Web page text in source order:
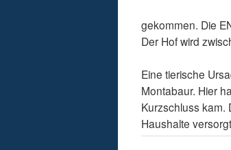
gekommen. Die
Der Hof wird
Eine tierische
Montabaur. Hier
Kurzschluss kam.
Haushalte